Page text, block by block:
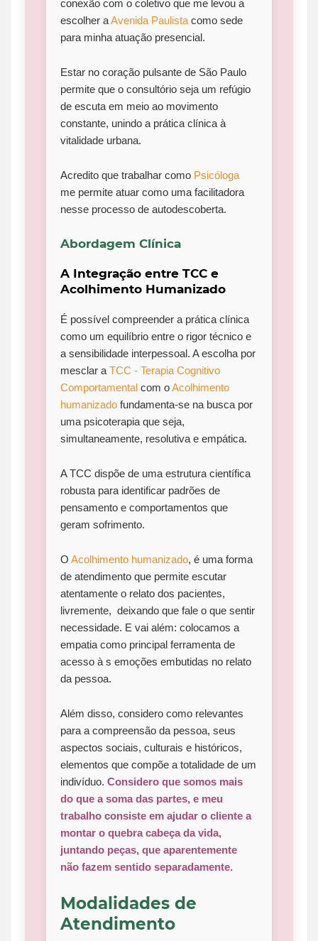
conexão com o coletivo que me levou a
escolher aAvenida Paulista como sede
para minha atuação presencial.
Estar no coração pulsante de São Paulo
permite que o consultório seja um refúgio
de escuta em meio ao movimento
constante, unindo a prática clínica à
vitalidade urbana.
Acredito que trabalhar como Psicóloga
me permite atuar como uma facilitadora
nesse processo de autodescoberta.
Abordagem Clínica
A Integração entre TCC e
Acolhimento Humanizado
É possível compreender a prática clínica
como um equilíbrio entre o rigor técnico e
a sensibilidade interpessoal. A escolha por
mesclar a TCC - Terapia Cognitivo
Comportamental com oAcolhimento
humanizado fundamenta-se na busca por
uma psicoterapia que seja,
simultaneamente, resolutiva e empática.
A TCC dispõe de uma estrutura científica
robusta para identificar padrões de
pensamento e comportamentos que
geram sofrimento.
O Acolhimento humanizado, é uma forma
de atendimento que permite escutar
atentamente o relato dos pacientes,
livremente, deixando que fale o que sentir
necessidade. E vai além: colocamos a
empatia como principal ferramenta de
acesso à s emoções embutidas no relato
da pessoa.
Além disso, considero como relevantes
para a compreensão da pessoa, seus
aspectos sociais, culturais e históricos,
elementos que compõe a totalidade de um
indivíduo. Considero que somos mais
do que a soma das partes, e meu
trabalho consiste em ajudar o cliente a
montar o quebra cabeça da vida,
juntando peças, que aparentemente
não fazem sentido separadamente.
Modalidades de
Atendimento